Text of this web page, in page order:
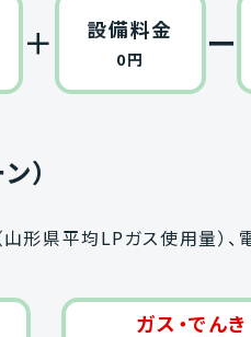
＋ 設備料金
0円 ー
）
形県平均LPガス使用量）
ガス・でんき